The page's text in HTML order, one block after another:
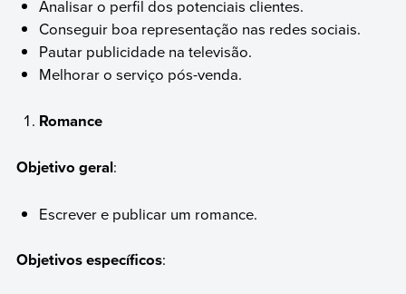
Analisar o perfil dos potenciais clientes.
Conseguir boa representação nas redes sociais.
Pautar publicidade na televisão.
Melhorar o serviço pós-venda.
Romance
Objetivo geral:
Escrever e publicar um romance.
Objetivos específicos: